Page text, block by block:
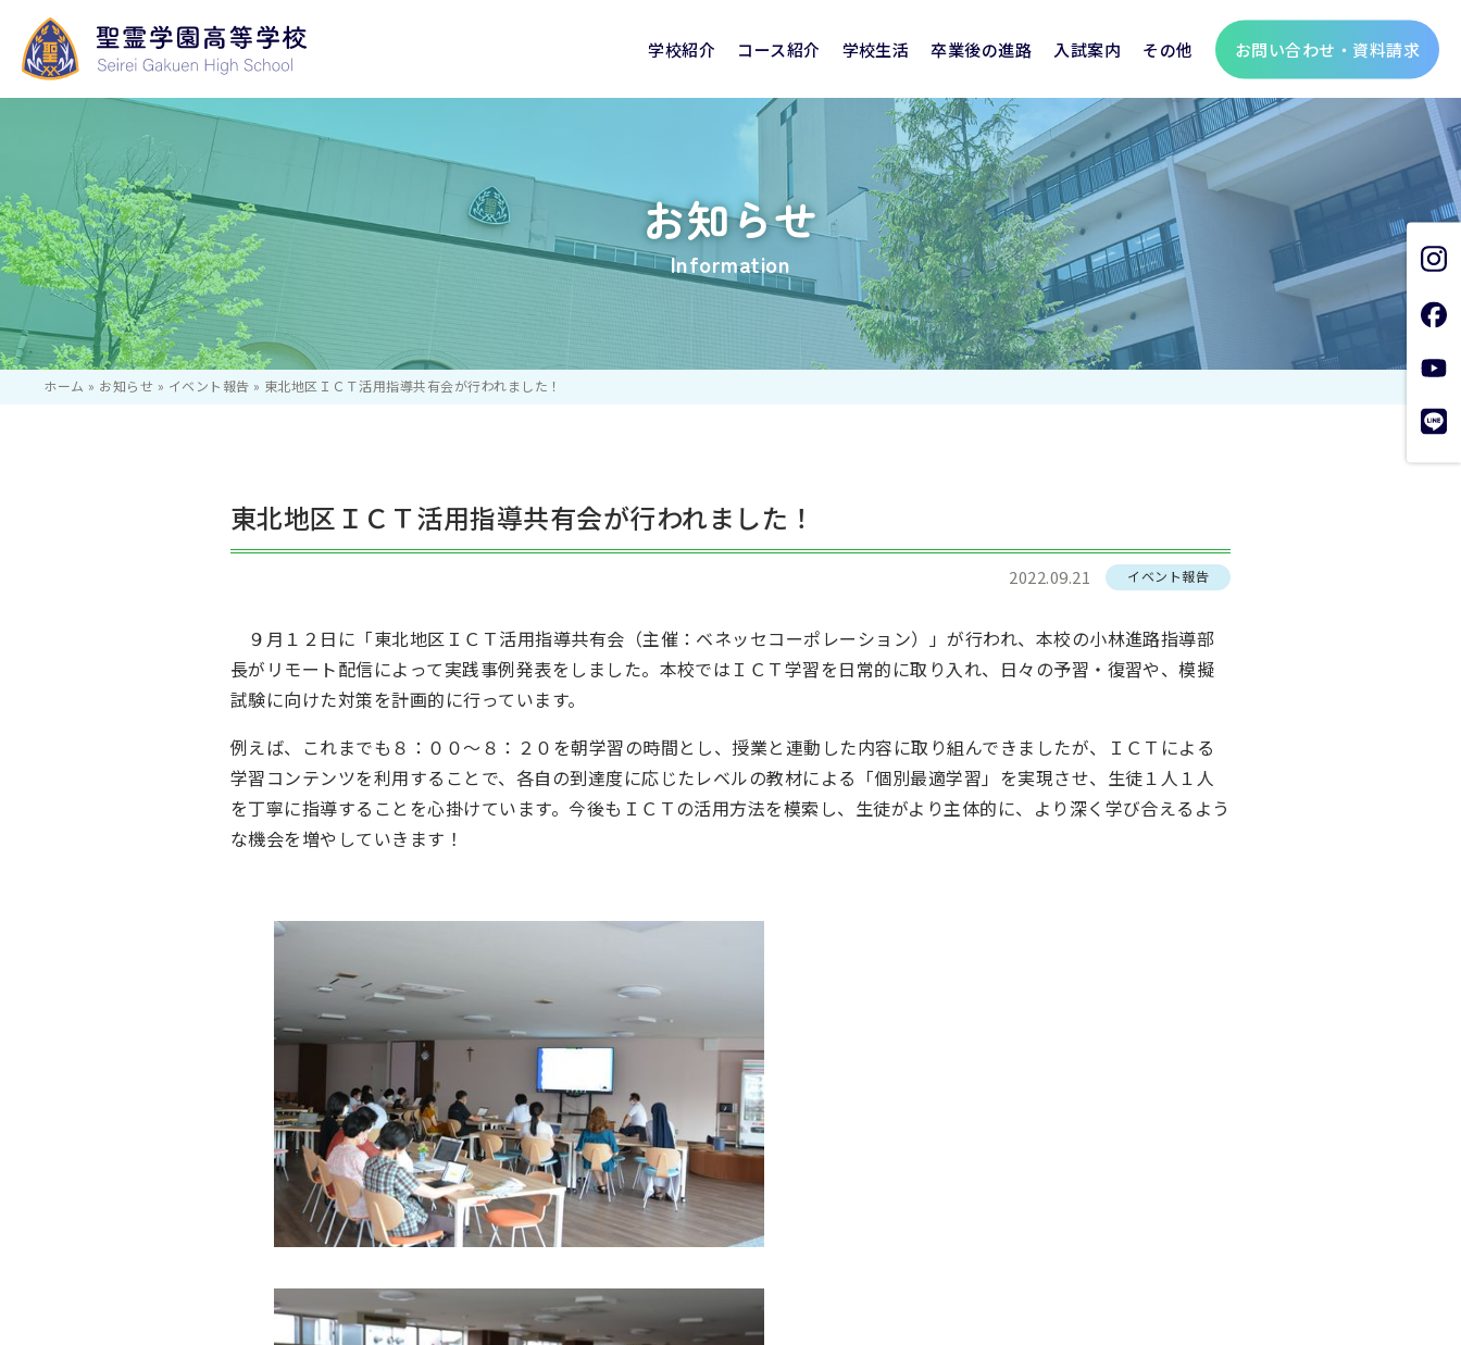
学校紹介
学校長あいさつ 聖霊学園高校の特色 聖霊の学び 聖霊学園の歩み
校舎紹介 校章・校歌
コース紹介
総合進学コース
学校生活
学校行事 部活動 制服
卒業後の進路
活躍する卒業生
入試案内
奨学金制度・就学支援金
その他
基本方針
SEIREI CLUB NEWS 個人情報保護方針
お問い合わせ・資料請求
お知らせ
Information
ホーム » お知らせ » イベント報告 » 東北地区ＩＣＴ活用指導共有会が行われました！
東北地区ＩＣＴ活用指導共有会が行われました！
2022.09.21 イベント報告
９月１２日に「東北地区ＩＣＴ活用指導共有会（主催：ベネッセコーポレーション）」が行われ、本校の小林進路指導部
長がリモート配信によって実践事例発表をしました。本校ではＩＣＴ学習を日常的に取り入れ、日々の予習・復習や、模擬
試験に向けた対策を計画的に行っています。
例えば、これまでも８：００～８：２０を朝学習の時間とし、授業と連動した内容に取り組んできましたが、ＩＣＴによる
学習コンテンツを利用することで、各自の到達度に応じたレベルの教材による「個別最適学習」を実現させ、生徒１人１人
を丁寧に指導することを心掛けています。今後もＩＣＴの活用方法を模索し、生徒がより主体的に、より深く学び合えるよう
な機会を増やしていきます！